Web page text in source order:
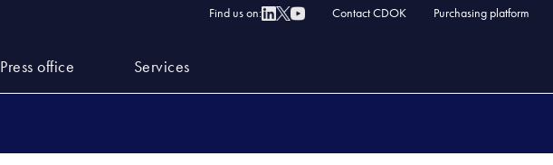
Find us on: Contact CDOK Purchasing platform
Press office Services